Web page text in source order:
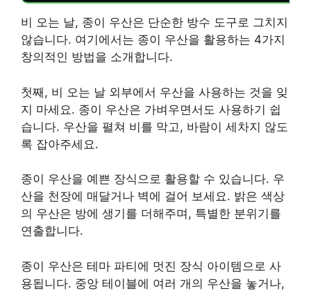
비 오는 날, 종이 우산은 단순한 방수 도구로 그치지
않습니다. 여기에서는 종이 우산을 활용하는 4가지
창의적인 방법을 소개합니다.
첫째, 비 오는 날 외부에서 우산을 사용하는 것을 잊
지 마세요. 종이 우산은 가벼우면서도 사용하기 쉽
습니다. 우산을 펼쳐 비를 막고, 바람이 세차지 않도
록 잡아주세요.
종이 우산을 예쁜 장식으로 활용할 수 있습니다. 우
산을 천장에 매달거나 벽에 걸어 보세요. 밝은 색상
의 우산은 방에 생기를 더해주며, 특별한 분위기를
연출합니다.
종이 우산은 테마 파티에 멋진 장식 아이템으로 사
용됩니다. 중앙 테이블에 여러 개의 우산을 놓거나,